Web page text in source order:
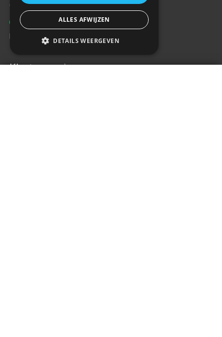
Contact
+31(0)85 486 83 17
info@rrparts.nl
Klantenservice
ALLES AFWIJZEN
DETAILS WEERGEVEN